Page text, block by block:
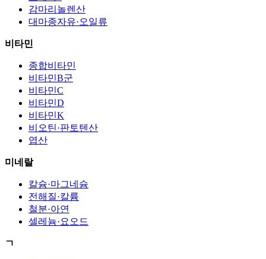
감마리놀렌산
대마종자유·오일류
비타민
종합비타민
비타민B군
비타민C
비타민D
비타민K
비오틴·판토텐산
엽산
미네랄
칼슘·마그네슘
전해질·칼륨
철분·아연
셀레늄·요오드
ㄱ